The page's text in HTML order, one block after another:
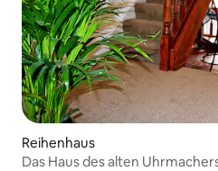
Reihenhaus
Das Haus des alten